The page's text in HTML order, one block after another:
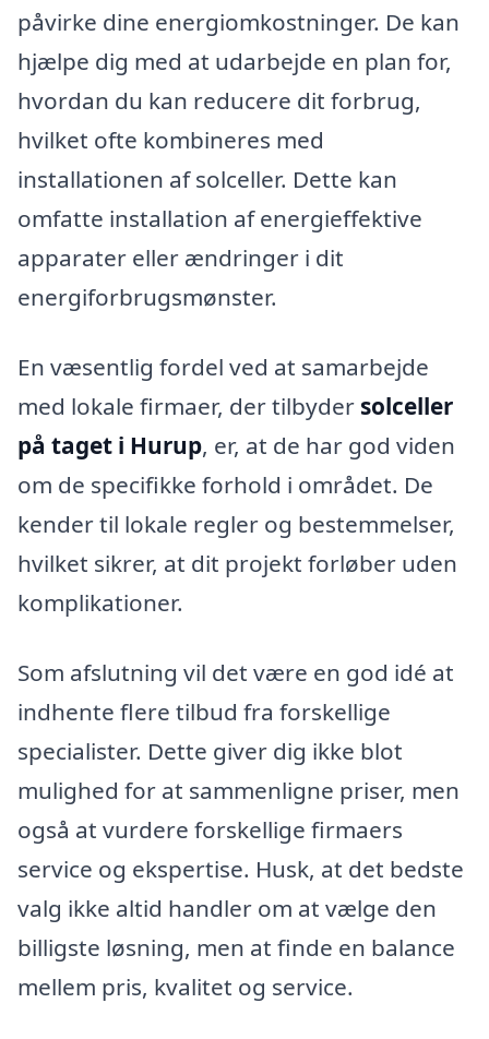
påvirke dine energiomkostninger. De kan
hjælpe dig med at udarbejde en plan for,
hvordan du kan reducere dit forbrug,
hvilket ofte kombineres med
installationen af solceller. Dette kan
omfatte installation af energieffektive
apparater eller ændringer i dit
energiforbrugsmønster.
En væsentlig fordel ved at samarbejde
med lokale firmaer, der tilbyder solceller
på taget i Hurup, er, at de har god viden
om de specifikke forhold i området. De
kender til lokale regler og bestemmelser,
hvilket sikrer, at dit projekt forløber uden
komplikationer.
Som afslutning vil det være en god idé at
indhente flere tilbud fra forskellige
specialister. Dette giver dig ikke blot
mulighed for at sammenligne priser, men
også at vurdere forskellige firmaers
service og ekspertise. Husk, at det bedste
valg ikke altid handler om at vælge den
billigste løsning, men at finde en balance
mellem pris, kvalitet og service.